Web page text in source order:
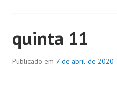
quinta 11
Publicado em 7 de abril de 2020